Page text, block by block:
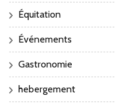
Équitation
Événements
Gastronomie
hebergement